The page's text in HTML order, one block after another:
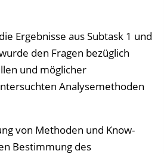
n
e
e
Ergebnisse aus Subtask 1 und
den Fragen bezüglich
und möglicher
Analysemethoden
von Methoden und Know-
Bestimmung des